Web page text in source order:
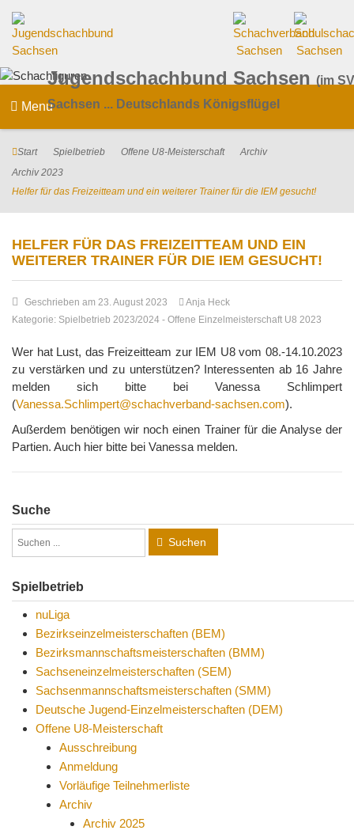
Jugendschachbund Sachsen (im
Sachsen ... Deutschlands Königsflügel
Menu
Start Spielbetrieb Offene U8-Meisterschaft
Archiv
Archiv 2023
Helfer für das Freizeitteam und ein weiterer Trainer für die IEM gesucht!
HELFER FÜR DAS FREIZEITTEAM UND EIN
WEITERER TRAINER FÜR DIE IEM GESUCHT!
Geschrieben am 23. August 2023
Anja Heck
Kategorie: Spielbetrieb 2023/2024 - Offene Einzelmeisterschaft U8 2023
Wer hat Lust, das Freizeitteam zur IEM U8 vom 08.-14.10.2023
zu verstärken und zu unterstützen? Interessenten ab 16 Jahre
melden sich bitte bei Vanessa Schlimpert
(Vanessa.Schlimpert@schachverband-sachsen.com).
Außerdem benötigen wir noch einen Trainer für die Analyse der
Partien. Auch hier bitte bei Vanessa melden.
Suche
Suchen
Spielbetrieb
nuLiga
Bezirkseinzelmeisterschaften (BEM)
Bezirksmannschaftsmeisterschaften (BMM)
Sachseneinzelmeisterschaften (SEM)
Sachsenmannschaftsmeisterschaften (SMM)
Deutsche Jugend-Einzelmeisterschaften (DEM)
Offene U8-Meisterschaft
Ausschreibung
Anmeldung
Vorläufige Teilnehmerliste
Archiv
Archiv 2025